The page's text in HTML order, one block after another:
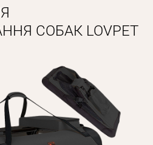
АКЦІЇ
ДЛЯ КОТІВ
СОБАК LOVPET